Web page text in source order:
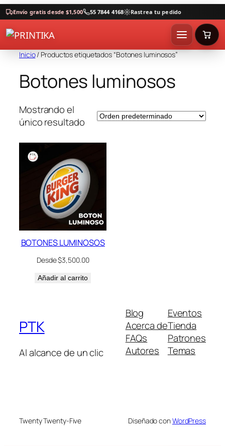
Envío gratis desde $1,500 55 7844 4168 Rastrea tu pedido
Inicio/ Productos etiquetados “Botones luminosos”
Botones luminosos
Mostrando el
único resultado
BOTONES LUMINOSOS
Desde$3,500.00
Añadir al carrito
PTK
Al alcance de un clic
Blog
Acerca de
FAQs
Autores
Eventos
Tienda
Patrones
Temas
Twenty Twenty-Five Diseñado conWordPress